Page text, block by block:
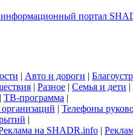
| Авто и дороги |
| Разное | Семья и дети |
| ТВ-программа |
| Телефоны
|
на SHADR.info |